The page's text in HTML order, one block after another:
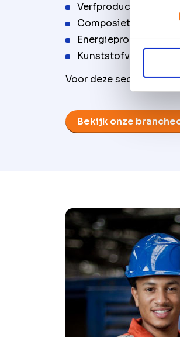
Verfproductie
Energieproductie
Kunststofverwerking
Voor deze sectoren
Bekijk onze